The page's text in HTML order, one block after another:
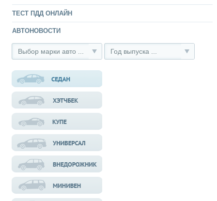
ТЕСТ ПДД ОНЛАЙН
АВТОНОВОСТИ
Выбор марки авто ... Год выпуска ...